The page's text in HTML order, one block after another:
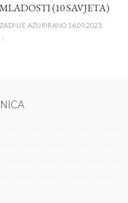
MLADOSTI (10 SAVJETA)
ZADNJE AŽURIRANO 16.09.2023.